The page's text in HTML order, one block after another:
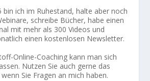
bin ich im Ruhestand, halte aber noch
schreibe Bücher, habe einen
mit mehr als 300 Videos und
einen kostenlosen Newsletter.
Online-Coaching kann man sich
Nutzen Sie auch gerne das
Sie Fragen an mich haben.